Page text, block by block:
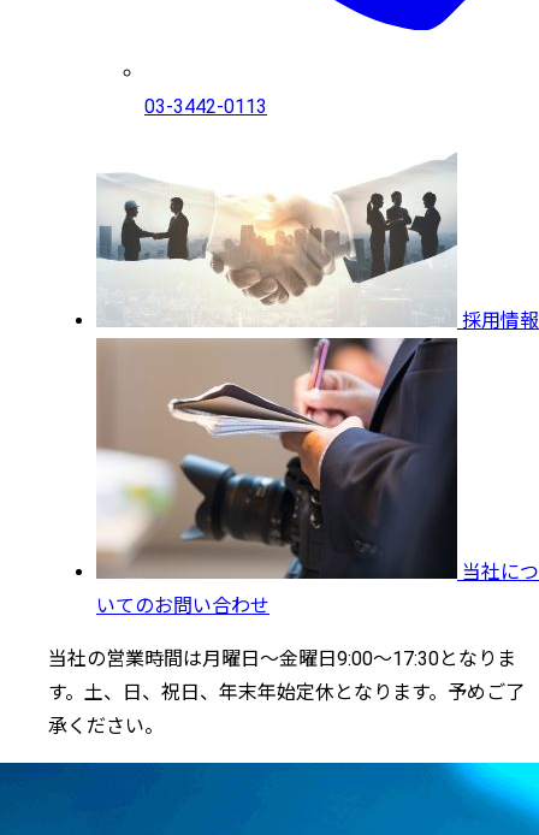
03-3442-0113
採用情報
当社につ
いてのお問い合わせ
当社の営業時間は月曜日～金曜日9:00～17:30となりま
す。土、日、祝日、年末年始定休となります。予めご了
承ください。